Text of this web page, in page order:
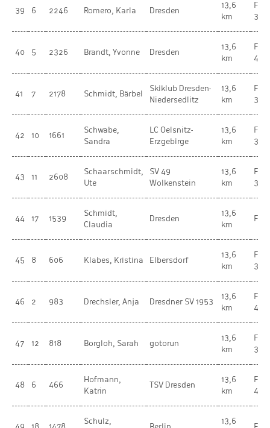
39 6 2246 Romero, Karla Dresden
13,6
km
35-
40 5 2326 Brandt, Yvonne Dresden
13,6
km
45-
41 7 2178 Schmidt, Bärbel
Skiklub Dresden-
Niedersedlitz
13,6
km
35-
42 10 1661
Schwabe,
Sandra
LC Oelsnitz-
Erzgebirge
13,6
km
30-
43 11 2608
Schaarschmidt,
Ute
SV 49
Wolkenstein
13,6
km
30-
44 17 1539
Schmidt,
Claudia
Dresden
13,6
km
45 8 606 Klabes, Kristina Elbersdorf
13,6
km
35-
46 2 983 Drechsler, Anja Dresdner SV 1953
13,6
km
40-
47 12 818 Borgloh, Sarah gotorun
13,6
km
30-
48 6 466
Hofmann,
Katrin
TSV Dresden
13,6
km
45-
Schulz,
13,6